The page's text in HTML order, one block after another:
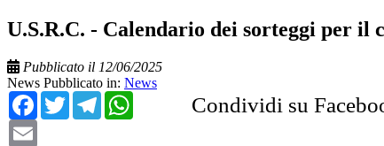
U.S.R.C. - Calendario dei sorteggi per il
Pubblicato il 12/06/2025
News Pubblicato in: News
Condividi su
Facebook
TwitterTelegram
WhatsApp
Email